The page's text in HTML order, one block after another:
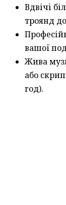
Вдвічі
троянд
вашої
Жива
або
год).